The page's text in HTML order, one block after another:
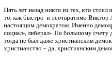
Пять лет назад никто из тех, кто
то, как быстро и неотвратимо
настоящим демократом. Именно
социал-, либерал-. По большому счету
тогда не был даже христианским
христианство – да, христианским